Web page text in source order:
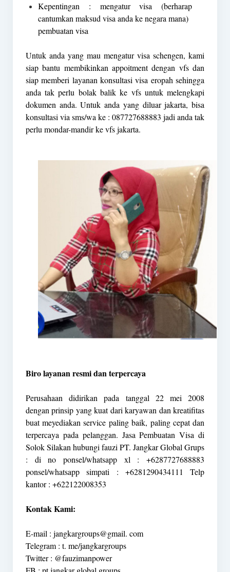
Kepentingan : mengatur visa (berharap
cantumkan maksud visa anda ke negara mana)
pembuatan visa
Untuk anda yang mau mengatur visa schengen, kami
siap bantu membikinkan appoitment dengan vfs dan
siap memberi layanan konsultasi visa eropah sehingga
anda tak perlu bolak balik ke vfs untuk melengkapi
dokumen anda. Untuk anda yang diluar jakarta, bisa
konsultasi via sms/wa ke : 087727688883 jadi anda tak
perlu mondar-mandir ke vfs jakarta.
Biro layanan resmi dan terpercaya
Perusahaan didirikan pada tanggal 22 mei 2008
dengan prinsip yang kuat dari karyawan dan kreatifitas
buat meyediakan service paling baik, paling cepat dan
terpercaya pada pelanggan. Jasa Pembuatan Visa di
Solok Silakan hubungi fauzi PT. Jangkar Global Grups
: di no ponsel/whatsapp xl : +6287727688883
ponsel/whatsapp simpati : +6281290434111 Telp
kantor : +622122008353
Kontak Kami:
E-mail : jangkargroups@gmail. com
Telegram : t. me/jangkargroups
Twitter : @fauzimanpower